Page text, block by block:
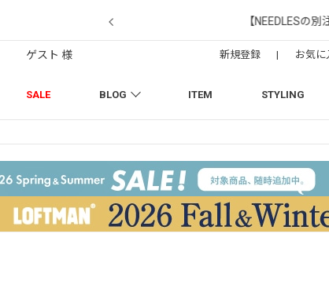
【NEEDLESの
SALE BLOG ITEM STYLING
ゲスト 様 新規登録 | お気に